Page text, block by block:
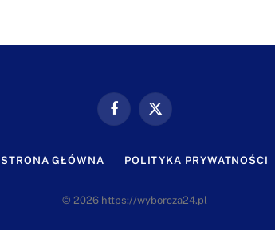
FacebookX
STRONA GŁÓWNA POLITYKA PRYWATNOŚCI
© 2026 https://wyborcza24.pl